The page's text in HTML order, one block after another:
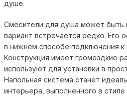
душе.
Смесители для душа может быть
вариант встречается редко. Его
в нижнем способе подключения
Конструкция имеет громоздкие
используют для установки в
Напольная система станет
интерьера, выполненного в стиле